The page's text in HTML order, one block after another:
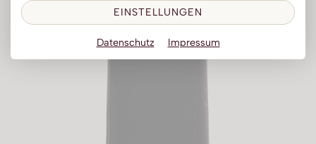
EINSTELLUNGEN
Datenschutz Impressum
Likör
Obstbrand